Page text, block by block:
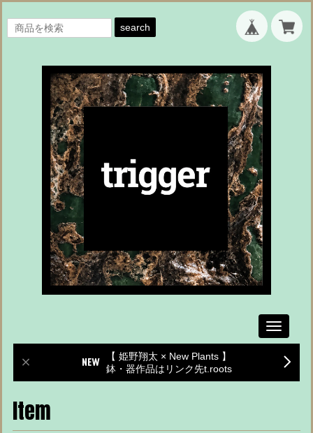
search
Toggle
【 姫野翔太 × New Plants 】
鉢・器作品はリンク先t.roots
Item